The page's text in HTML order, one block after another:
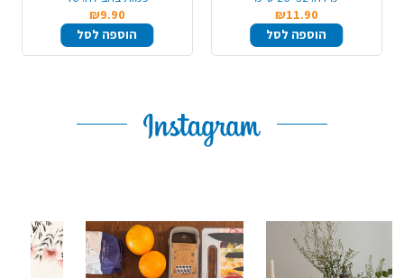
₪9.90
הוספה לסל
₪11.90
הוספה לסל